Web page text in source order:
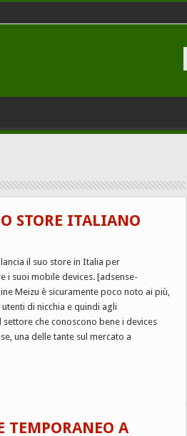
STORE ITALIANO
lancia il suo store in Italia per
i suoi mobile devices. [adsense-
Meizu è sicuramente poco noto ai più,
di nicchia e quindi agli
settore che conoscono bene i devices
una delle tante sul mercato a
TEMPORANEO A